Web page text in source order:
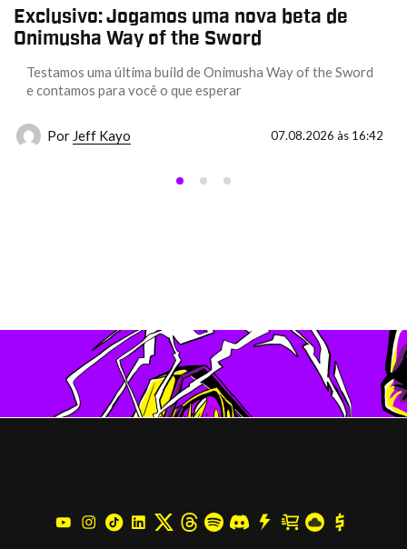
Exclusivo: Jogamos uma nova beta de
Onimusha Way of the Sword
Testamos uma última build de Onimusha Way of the Sword
e contamos para você o que esperar
Por Jeff Kayo 07.08.2026 às 16:42